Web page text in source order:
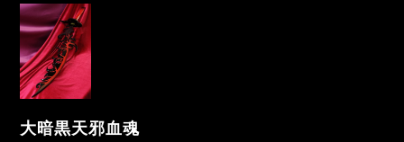
大暗黒天邪血魂